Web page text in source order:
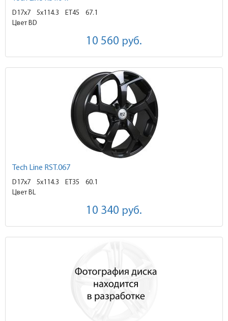
D17x7 5x114.3 ET45
67.1
Цвет BD
10 560 руб.
Tech Line RST.067
D17x7 5x114.3 ET35
60.1
Цвет BL
10 340 руб.